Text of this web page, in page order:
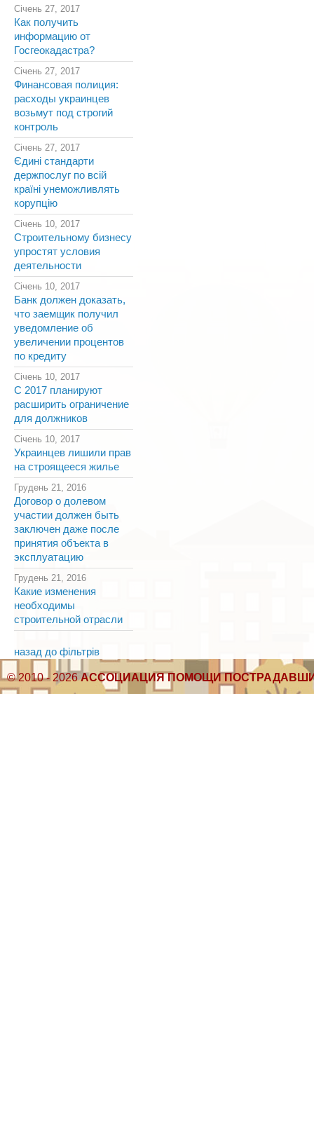
Січень 27, 2017
Как получить
информацию от
Госгеокадастра?
Січень 27, 2017
Финансовая полиция:
расходы украинцев
возьмут под строгий
контроль
Січень 27, 2017
Єдині стандарти
держпослуг по всій
країні унеможливлять
корупцію
Січень 10, 2017
Строительному бизнесу
упростят условия
деятельности
Січень 10, 2017
Банк должен доказать,
что заемщик получил
уведомление об
увеличении процентов
по кредиту
Січень 10, 2017
С 2017 планируют
расширить ограничение
для должников
Січень 10, 2017
Украинцев лишили прав
на строящееся жилье
Грудень 21, 2016
Договор о долевом
участии должен быть
заключен даже после
принятия объекта в
эксплуатацию
Грудень 21, 2016
Какие изменения
необходимы
строительной отрасли
назад до фільтрів
© 2010 - 2026АССОЦИАЦИЯ ПОМОЩИ